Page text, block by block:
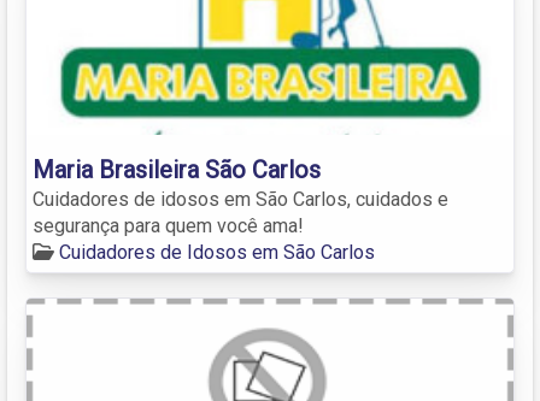
Maria Brasileira São Carlos
Cuidadores de idosos em São Carlos, cuidados e
segurança para quem você ama!
Cuidadores de Idosos em São Carlos